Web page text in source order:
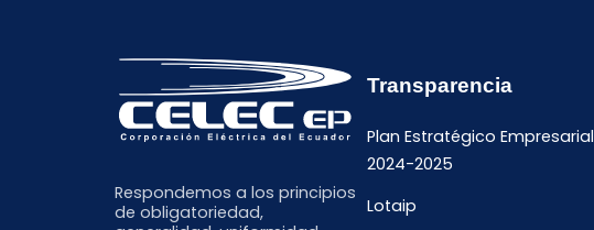
Respondemos a los principios
de obligatoriedad,
Transparencia
Plan Estratégico Empresarial
2024-2025
Lotaip